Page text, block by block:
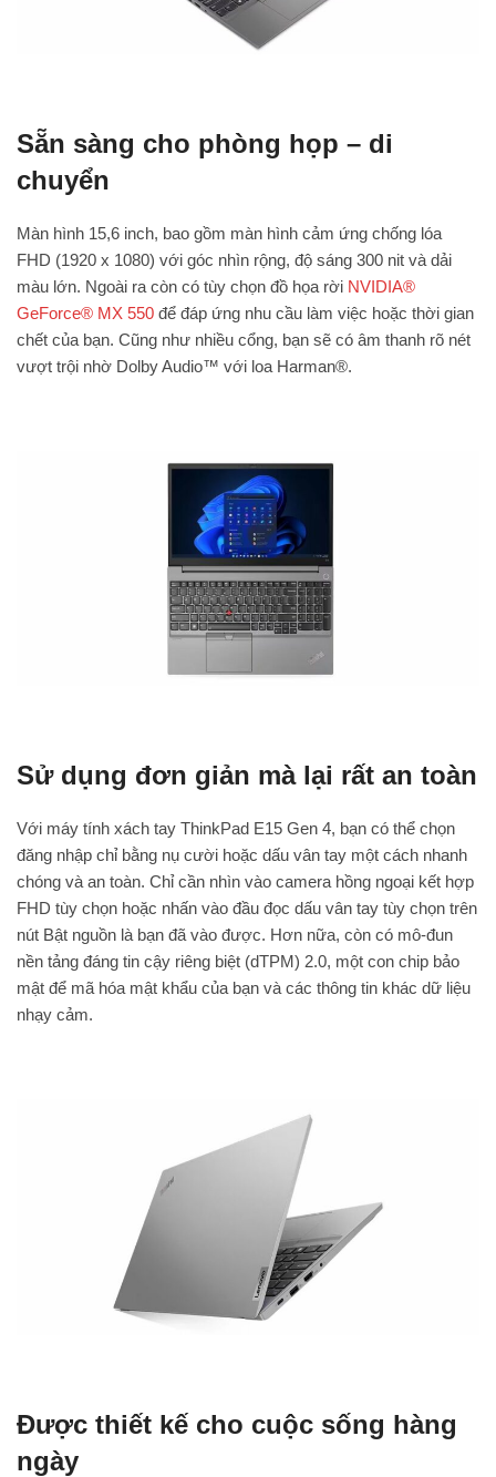
Sẵn sàng cho phòng họp – di
chuyển
Màn hình 15,6 inch, bao gồm màn hình cảm ứng chống lóa
FHD (1920 x 1080) với góc nhìn rộng, độ sáng 300 nit và dải
màu lớn. Ngoài ra còn có tùy chọn đồ họa rời NVIDIA®
GeForce® MX 550 để đáp ứng nhu cầu làm việc hoặc thời gian
chết của bạn. Cũng như nhiều cổng, bạn sẽ có âm thanh rõ nét
vượt trội nhờ Dolby Audio™ với loa Harman®.
Sử dụng đơn giản mà lại rất an toàn
Với máy tính xách tay ThinkPad E15 Gen 4, bạn có thể chọn
đăng nhập chỉ bằng nụ cười hoặc dấu vân tay một cách nhanh
chóng và an toàn. Chỉ cần nhìn vào camera hồng ngoại kết hợp
FHD tùy chọn hoặc nhấn vào đầu đọc dấu vân tay tùy chọn trên
nút Bật nguồn là bạn đã vào được. Hơn nữa, còn có mô-đun
nền tảng đáng tin cậy riêng biệt (dTPM) 2.0, một con chip bảo
mật để mã hóa mật khẩu của bạn và các thông tin khác dữ liệu
nhạy cảm.
Được thiết kế cho cuộc sống hàng
ngày